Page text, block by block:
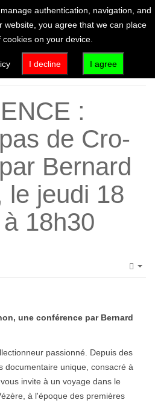
:
de Cro-
Bernard
le jeudi 18
18h30
une conférence par Bernard
passionné. Depuis des
documentaire unique, consacré à
invite à un voyage dans le
à l'époque des premières
authentication, navigation, and
website, you agree that we can place
on your device.
I decline I agree